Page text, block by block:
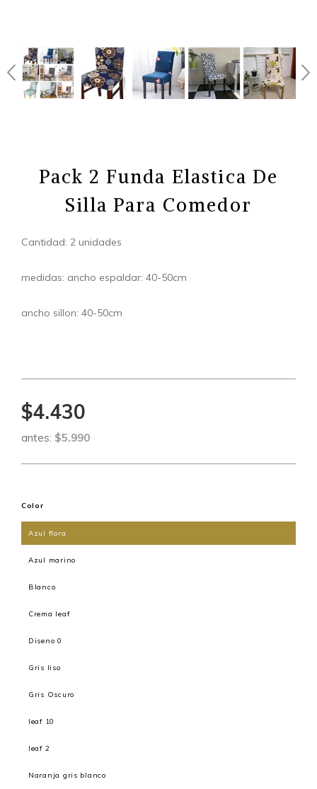
Pack 2 Funda Elastica De
Silla Para Comedor
Cantidad: 2 unidades
medidas: ancho espaldar: 40-50cm
ancho sillon: 40-50cm
$4.430
antes: $5.990
Color
Azul flora
Azul marino
Blanco
Crema leaf
Diseno 0
Gris liso
Gris Oscuro
leaf 10
leaf 2
Naranja gris blanco